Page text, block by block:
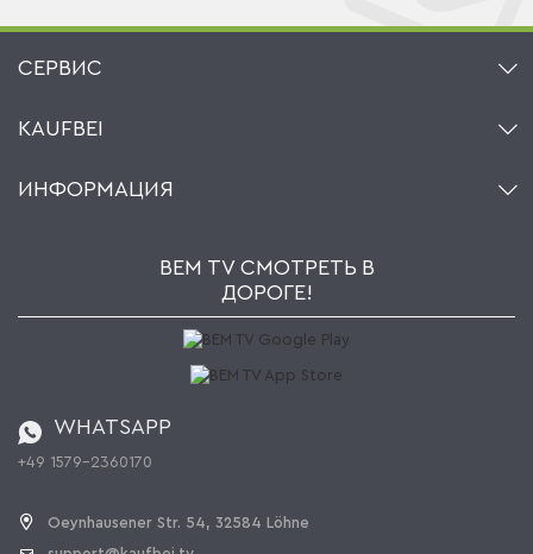
СЕРВИС
Корзина
Мой список желаний
KAUFBEI
Ритейлеры и Производители
Партнерская программа
ИНФОРМАЦИЯ
Политика конфиденциальности
Оплата и Доставка
BEM TV СМОТРЕТЬ В
ДОРОГЕ!
WHATSAPP
+49 1579-2360170
Oeynhausener Str. 54, 32584 Löhne